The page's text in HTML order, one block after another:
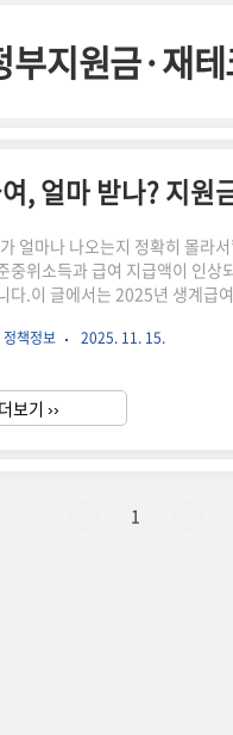
지원금·재
, 얼마 받나? 지원
얼마나 나오는지 정확히 몰라
중위소득과 급여 지급액이 인
다.이 글에서는 2025년 생계급
지원액 전년 대비 인상중위소득
센터·복지로·129 어디서든 신
초생활보장 생계급여란?소득이
책정보 2025. 11. 15.
더보기 ››
1